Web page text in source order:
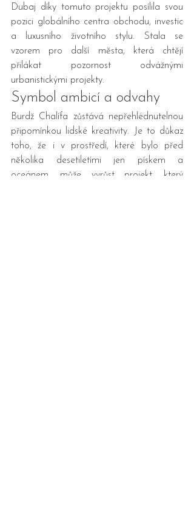
Dubaj díky tomuto projektu posílila svou
pozici globálního centra obchodu, investic
a luxusního životního stylu. Stala se
vzorem pro další města, která chtějí
přilákat pozornost odvážnými
urbanistickými projekty.
Symbol ambicí a odvahy
Burdž Chalífa zůstává nepřehlédnutelnou
připomínkou lidské kreativity. Je to důkaz
toho, že i v prostředí, které bylo před
několika desetiletími jen pískem a
oceánem, může vyrůst projekt, který